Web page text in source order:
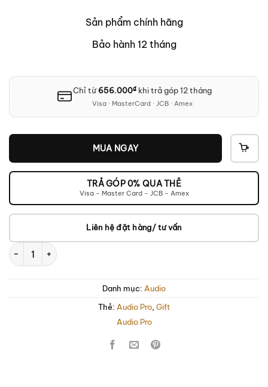
Sản phẩm chính hãng
Bảo hành 12 tháng
Chỉ từ 656.000₫ khi trả góp 12 tháng
Visa · MasterCard · JCB · Amex
MUA NGAY
TRẢ GÓP 0% QUA THẺ
Visa - Master Card - JCB - Amex
Liên hệ đặt hàng/ tư vấn
Audio Pro T3+ số lượng
Danh mục: Audio
Thẻ: Audio Pro, Gift
Audio Pro